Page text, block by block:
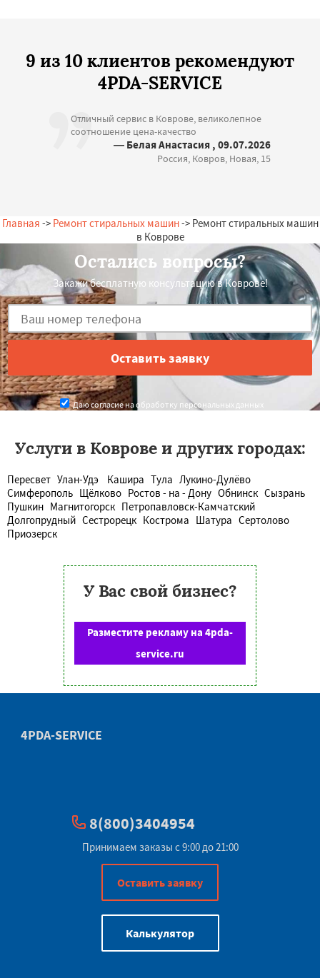
9 из 10 клиентов рекомендуют
4PDA-SERVICE
Отличный сервис в Коврове, великолепное
соотношение цена-качество
— Белая Анастасия , 09.07.2026
Россия, Ковров, Новая, 15
Главная -> Ремонт стиральных машин-> Ремонт стиральных машин
в Коврове
Остались вопросы?
Закажи бесплатную консультацию в Коврове!
Даю согласие на обработку персональных данных
Услуги в Коврове и других городах:
Пересвет Улан-Удэ Кашира Тула Лукино-Дулёво
Симферополь Щёлково Ростов - на - Дону Обнинск Сызрань
Пушкин Магнитогорск Петропавловск-Камчатский
Долгопрудный Сестрорецк Кострома Шатура Сертолово
Приозерск
У Вас свой бизнес?
Разместите рекламу на 4pda-
service.ru
4PDA-SERVICE
8(800)3404954
Принимаем заказы с 9:00 до 21:00
Оставить заявку
Калькулятор